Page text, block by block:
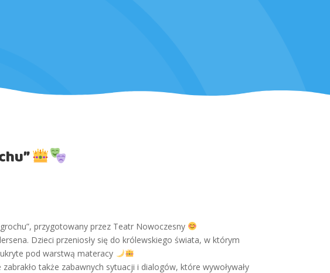
przygotowany przez Teatr Nowoczesny
Dzieci przeniosły się do królewskiego świata, w którym
pod warstwą materacy
także zabawnych sytuacji i dialogów, które wywoływały